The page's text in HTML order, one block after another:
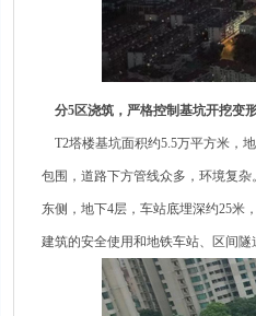
分5区浇筑，严格控制基坑开挖变
T2塔楼基坑面积约5.5万平方米，
包围，道路下方管线众多，环境复
东侧，地下4层，车站底埋深约25米
建筑的安全使用和地铁车站、区间隧